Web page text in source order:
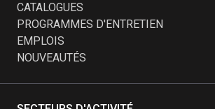
CATALOGUES
PROGRAMMES D'ENTRETIEN
EMPLOIS
NOUVEAUTÉS